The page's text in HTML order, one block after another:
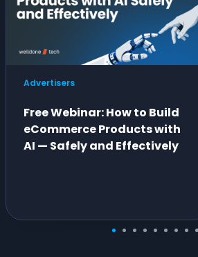
Advertisers
Free Webinar: How to Build
eCommerce Products with
AI — Safely and Effectively